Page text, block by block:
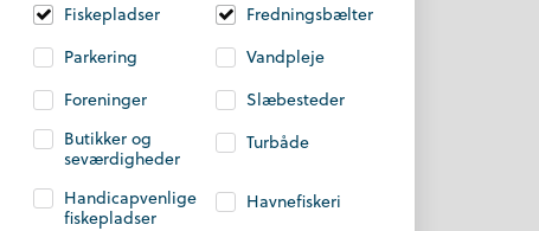
Fiskepladser
Fredningsbælter
Parkering
Vandpleje
Foreninger
Slæbesteder
Butikker og
seværdigheder
Turbåde
Handicapvenlige
fiskepladser
Havnefiskeri